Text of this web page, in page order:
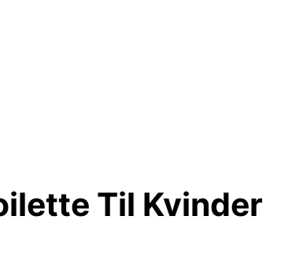
Til Kvinder